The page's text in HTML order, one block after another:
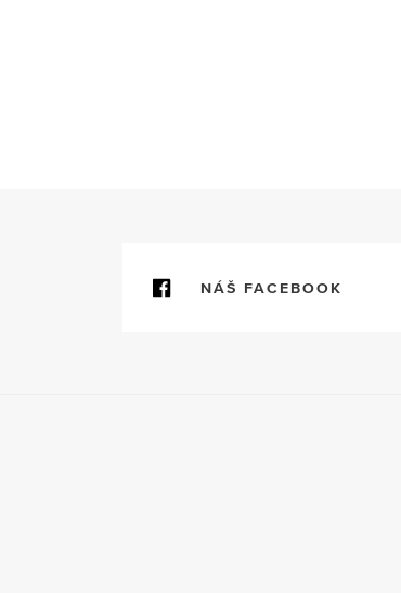
NÁŠ FACEBOOK